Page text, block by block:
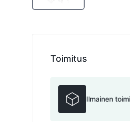
Toimitus
Ilmainen